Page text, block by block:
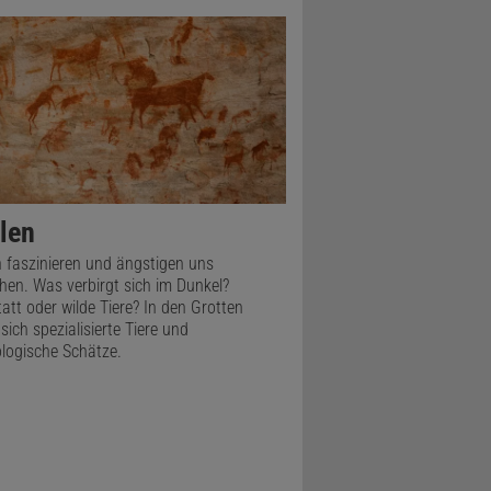
immer so?
gab es
Dieses
Grimm
Das steht
Werwolf
Werwolf
und
faszinieren und ängstigen uns
Was verbirgt sich im Dunkel?
oder wilde Tiere? In den Grotten
spezialisierte Tiere und
Schätze.